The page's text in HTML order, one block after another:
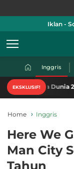
Iklan -
Inggris
EKSKLUSIF!
Dunia 2026 racikan
Home Inggris
Here We
Man City
Tahun